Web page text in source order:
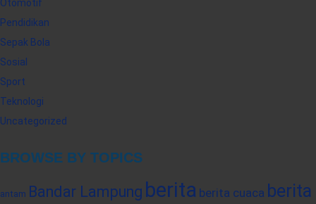
Otomotif
Pendidikan
Sepak Bola
Sosial
Sport
Teknologi
Uncategorized
BROWSE BY TOPICS
antam Bandar Lampung berita berita cuaca berita